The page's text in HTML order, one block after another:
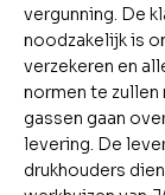
vergunning. De
noodzakelijk is
verzekeren en
normen te zullen
gassen gaan
levering. De
drukhouders